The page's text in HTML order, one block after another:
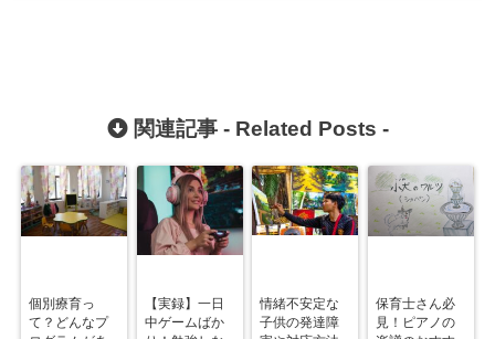
関連記事 - Related Posts -
個別療育っ
て？どんなプ
【実録】一日
中ゲームばか
情緒不安定な
子供の発達障
保育士さん必
見！ピアノの